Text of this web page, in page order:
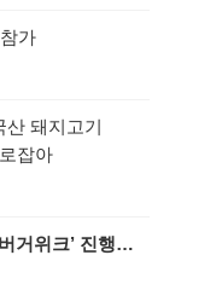
가
산 돼지고기
잡아
거위크’ 진행…